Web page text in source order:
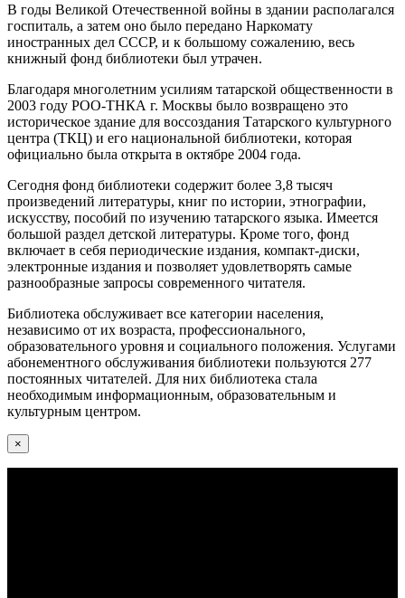
В годы Великой Отечественной войны в здании располагался
госпиталь, а затем оно было передано Наркомату
иностранных дел СССР, и к большому сожалению, весь
книжный фонд библиотеки был утрачен.
Благодаря многолетним усилиям татарской общественности в
2003 году РОО-ТНКА г. Москвы было возвращено это
историческое здание для воссоздания Татарского культурного
центра (ТКЦ) и его национальной библиотеки, которая
официально была открыта в октябре 2004 года.
Сегодня фонд библиотеки содержит более 3,8 тысяч
произведений литературы, книг по истории, этнографии,
искусству, пособий по изучению татарского языка. Имеется
большой раздел детской литературы. Кроме того, фонд
включает в себя периодические издания, компакт-диски,
электронные издания и позволяет удовлетворять самые
разнообразные запросы современного читателя.
Библиотека обслуживает все категории населения,
независимо от их возраста, профессионального,
образовательного уровня и социального положения. Услугами
абонементного обслуживания библиотеки пользуются 277
постоянных читателей. Для них библиотека стала
необходимым информационным, образовательным и
культурным центром.
×